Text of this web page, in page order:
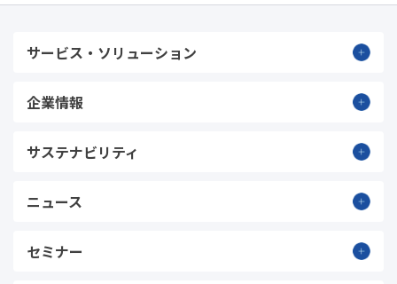
サービス・ソリューション
企業情報
サステナビリティ
ニュース
セミナー